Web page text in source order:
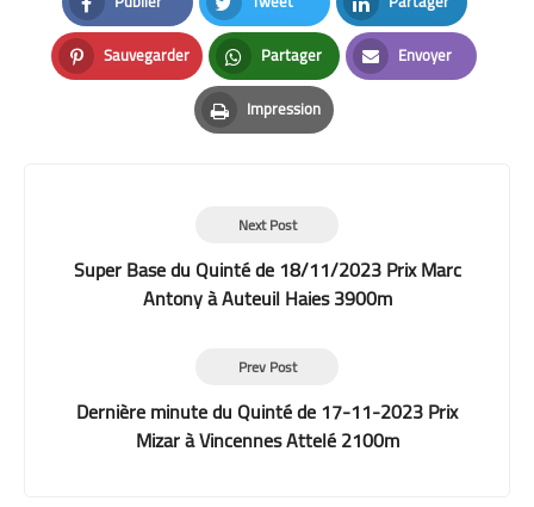
Facebook Twitter LinkedIn
Sauvegarder
Pinterest
Partager
Whatsapp
Envoyer
Email
Impression
Print
Next Post
Super Base du Quinté de 18/11/2023 Prix Marc
Antony à Auteuil Haies 3900m
Prev Post
Dernière minute du Quinté de 17-11-2023 Prix
Mizar à Vincennes Attelé 2100m